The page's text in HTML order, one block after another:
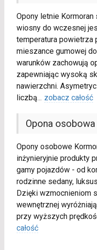
Opony letnie
wiosny do wczesnej
temperatura powietrza
mieszance gumowej
warunków zachowują
zapewniając wysoką
nawierzchni.
liczbą... zobacz całość
Opona
Opony osobowe
inżynieryjnie produkty
gamy pojazdów - od
rodzinne sedany,
Dzięki wzmocnieniom
wewnętrznej
przy wyższych
całość